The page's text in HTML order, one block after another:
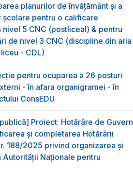
planurilor de învățământ și a
școlare pentru o calificare
5 CNC (postliceal) & pentru
de nivel 3 CNC (discipline din aria
- CDL)
pentru ocuparea a 26 posturi
- în afara organigramei - în
ConsEDU
Proiect: Hotărâre de Guvern
și completarea Hotărârii
188/2025 privind organizarea şi
Autorităţii Naţionale pentru